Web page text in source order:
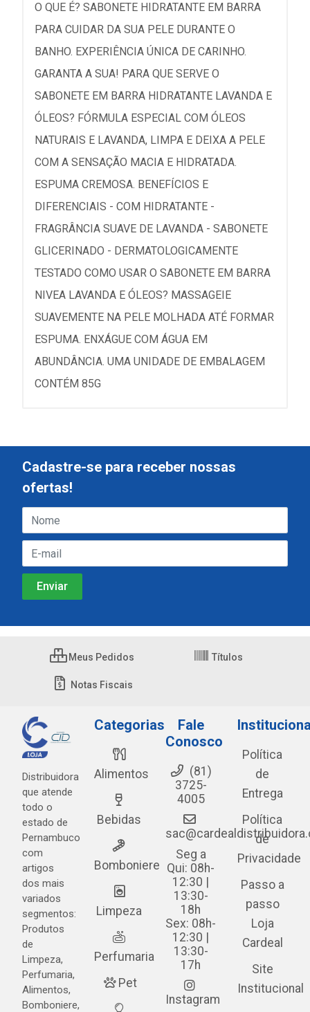
O QUE É? SABONETE HIDRATANTE EM BARRA
PARA CUIDAR DA SUA PELE DURANTE O
BANHO. EXPERIÊNCIA ÚNICA DE CARINHO.
GARANTA A SUA! PARA QUE SERVE O
SABONETE EM BARRA HIDRATANTE LAVANDA E
ÓLEOS? FÓRMULA ESPECIAL COM ÓLEOS
NATURAIS E LAVANDA, LIMPA E DEIXA A PELE
COM A SENSAÇÃO MACIA E HIDRATADA.
ESPUMA CREMOSA. BENEFÍCIOS E
DIFERENCIAIS - COM HIDRATANTE -
FRAGRÂNCIA SUAVE DE LAVANDA - SABONETE
GLICERINADO - DERMATOLOGICAMENTE
TESTADO COMO USAR O SABONETE EM BARRA
NIVEA LAVANDA E ÓLEOS? MASSAGEIE
SUAVEMENTE NA PELE MOLHADA ATÉ FORMAR
ESPUMA. ENXÁGUE COM ÁGUA EM
ABUNDÂNCIA. UMA UNIDADE DE EMBALAGEM
CONTÉM 85G
Cadastre-se para receber nossas
ofertas!
Meus Pedidos Títulos
Notas Fiscais
Distribuidora
que atende
todo o
estado de
Pernambuco
com
artigos
dos mais
variados
segmentos:
Produtos
de
Limpeza,
Perfumaria,
Alimentos,
Bomboniere,
Categorias
Alimentos
Bebidas
Bomboniere
Limpeza
Perfumaria
Pet
Fale
Conosco
(81)
3725-
4005
Seg a
Qui: 08h-
12:30 |
13:30-
18h
Sex: 08h-
12:30 |
13:30-
17h
Instagram
Política
de
Entrega
Política
de
Privacidade
Passo a
passo
Loja
Cardeal
Site
Institucional